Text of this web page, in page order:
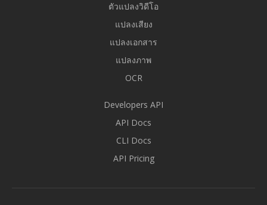
ตัวแปลงวิดีโอ
แปลงเสียง
แปลงเอกสาร
แปลงภาพ
OCR
Developers API
API Docs
CLI Docs
API Pricing